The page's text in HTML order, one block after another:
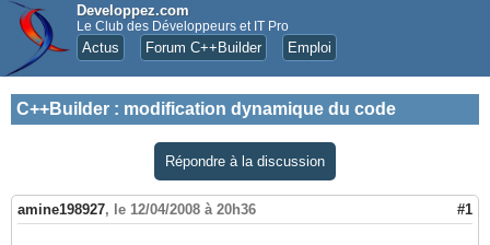
Developpez.com
Le Club des Développeurs et IT Pro
Actus Forum C++Builder Emploi
C++Builder : modification dynamique du code
Répondre à la discussion
amine198927, le 12/04/2008 à 20h36 #1